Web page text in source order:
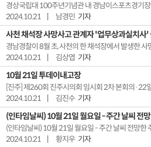
2024.10.21
남경민 기자
사천 채석장 사망사고 관계자 '업무상과실치사'
2024.10.21
김상엽 기자
10월 21일 투데이내고장
2024.10.21
김진수 기자
(인타임날씨) 10월 21일 월요일 - 주간 날씨 전망
2024.10.21
황지우 기자
[VOD공지] 청춘초이스 이용금액 변경 안